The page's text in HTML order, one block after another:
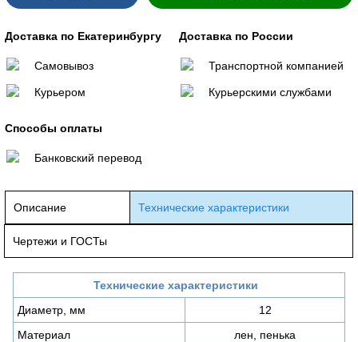
Доставка по Екатеринбургу
Самовывоз
Курьером
Доставка по России
Транспортной компанией
Курьерскими службами
Способы оплаты
Банковский перевод
Описание Технические характеристики
Чертежи и ГОСТы
Технические характеристики
Диаметр, мм
12
Материал
лен, пенька